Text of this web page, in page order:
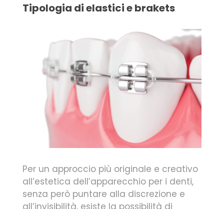
Tipologia di elastici e brakets
Per un approccio più originale e creativo
all’estetica dell’apparecchio per i denti,
senza però puntare alla discrezione e